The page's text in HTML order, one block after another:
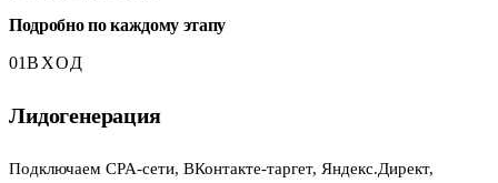
Подробно по каждому этапу
01ВХОД
Лидогенерация
Подключаем CPA-сети, ВКонтакте-таргет, Яндекс.Директ,